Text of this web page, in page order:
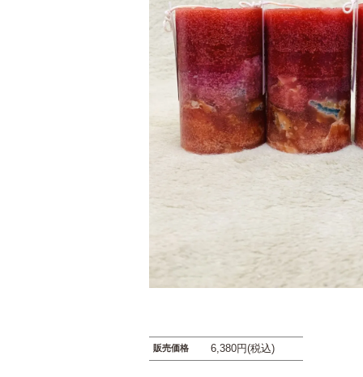
販売価格 6,380円(税込)